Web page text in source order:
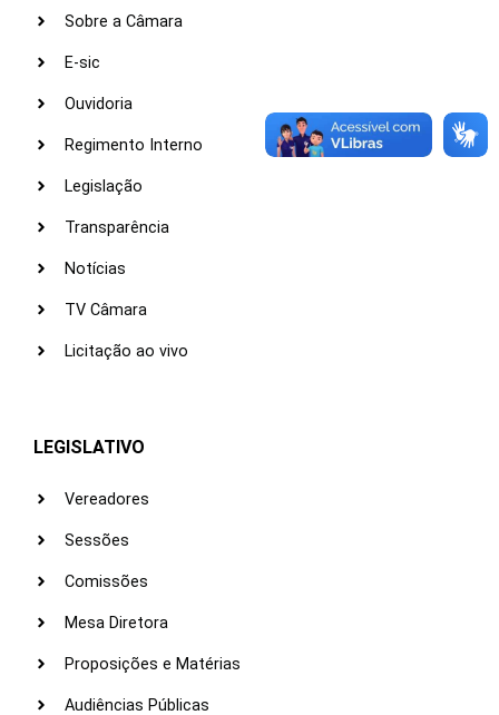
Sobre a Câmara
E-sic
Ouvidoria
Regimento Interno
Legislação
Transparência
Notícias
TV Câmara
Licitação ao vivo
LEGISLATIVO
Vereadores
Sessões
Comissões
Mesa Diretora
Proposições e Matérias
Audiências Públicas